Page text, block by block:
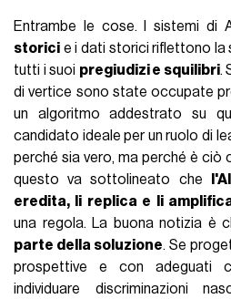
Entrambe le cose. I sistemi di
storici e i dati storici riflettono la
tutti i suoi pregiudizi e squilibri.
di vertice sono state occupate
un algoritmo addestrato su
candidato ideale per un ruolo di
perché sia vero, ma perché è ciò
questo va sottolineato che
eredita, li replica e li
una regola. La buona notizia è
parte della soluzione. Se
prospettive e con adeguati
individuare discriminazioni